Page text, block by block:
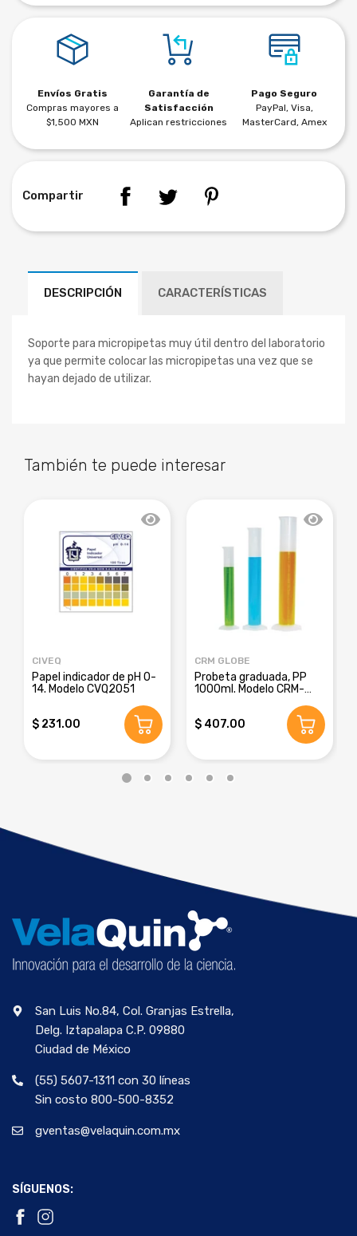
Envíos Gratis
Compras mayores a
$1,500 MXN
Garantía de
Satisfacción
Aplican restricciones
Pago Seguro
PayPal, Visa,
MasterCard, Amex
Compartir
DESCRIPCIÓN CARACTERÍSTICAS
Soporte para micropipetas muy útil dentro del laboratorio
ya que permite colocar las micropipetas una vez que se
hayan dejado de utilizar.
También te puede interesar
CIVEQ
Papel indicador de pH 0-
14. Modelo CVQ2051
$ 231.00
CRM GLOBE
Probeta graduada, PP
1000ml. Modelo CRM-
$ 407.00
San Luis No.84, Col. Granjas Estrella,
Delg. Iztapalapa C.P. 09880
Ciudad de México
(55) 5607-1311 con 30 líneas
Sin costo 800-500-8352
gventas@velaquin.com.mx
SÍGUENOS: